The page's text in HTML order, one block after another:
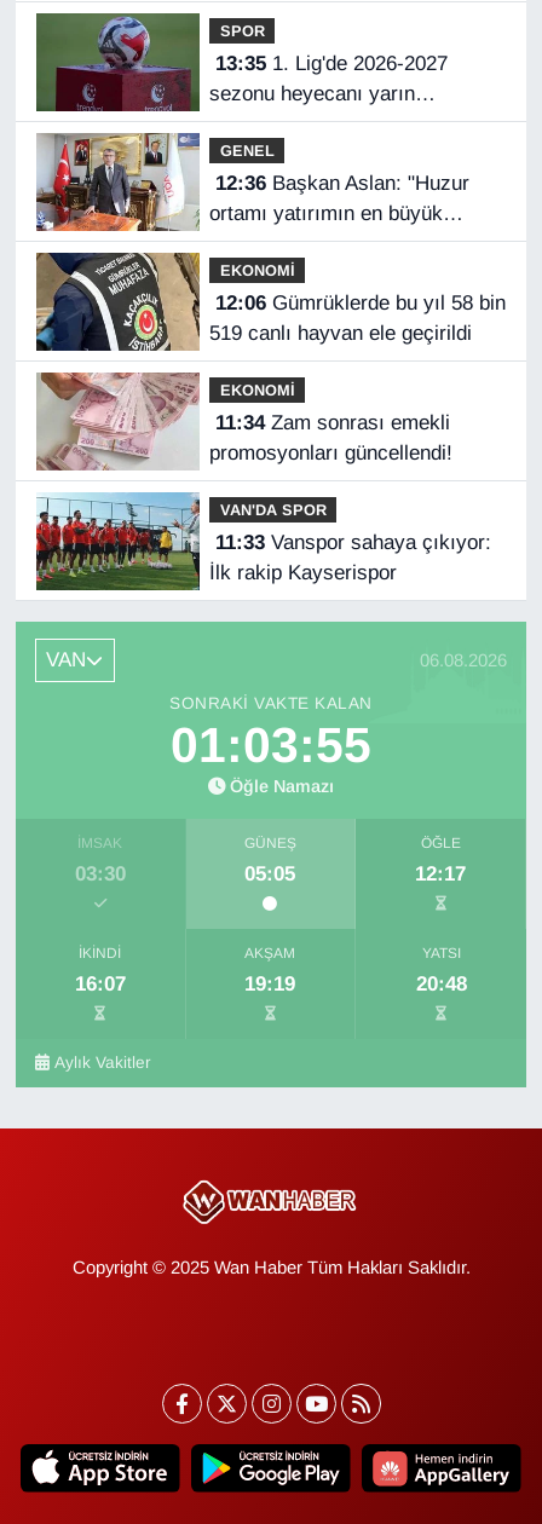
SPOR
13:351. Lig'de 2026-2027
sezonu heyecanı yarın
başlayacak
GENEL
12:36Başkan Aslan: "Huzur
ortamı yatırımın en büyük
güvencesidir"
EKONOMİ
12:06Gümrüklerde bu yıl 58 bin
519 canlı hayvan ele geçirildi
EKONOMİ
11:34Zam sonrası emekli
promosyonları güncellendi!
VAN'DA SPOR
11:33Vanspor sahaya çıkıyor:
İlk rakip Kayserispor
VAN 06.08.2026
SONRAKI VAKTE KALAN
01:03:55
Öğle Namazı
İMSAK
03:30
GÜNEŞ
05:05
ÖĞLE
12:17
İKINDI
16:07
AKŞAM
19:19
YATSI
20:48
Aylık Vakitler
Copyright © 2025 Wan Haber Tüm Hakları Saklıdır.